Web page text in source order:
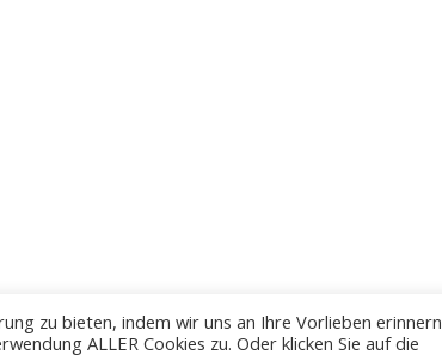
zu bieten, indem wir uns an Ihre Vorlieben erinnern
ALLER Cookies zu. Oder klicken Sie auf die